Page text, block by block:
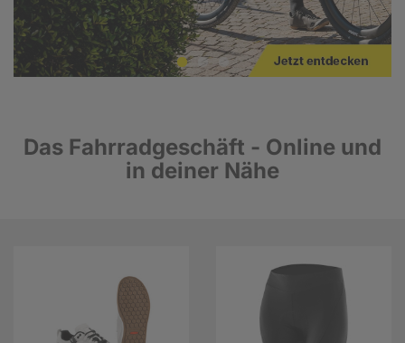
Das Fahrradgeschäft - Online und
in deiner Nähe